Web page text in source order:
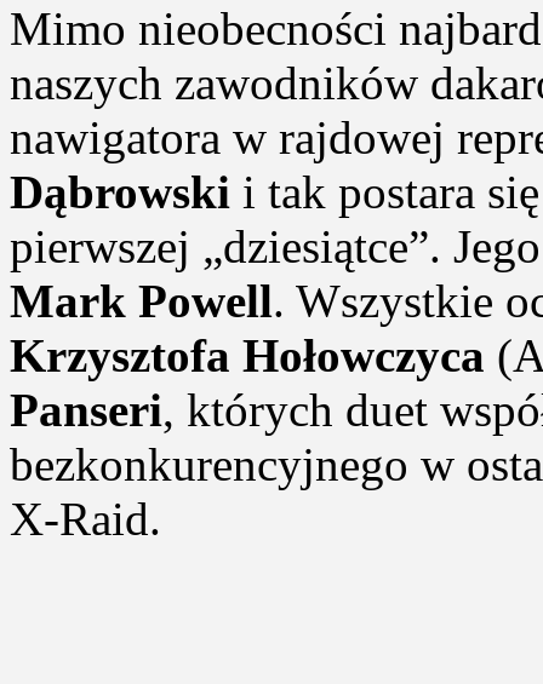
Mimo nieobecności
naszych zawodników
nawigatora w rajdowej
Dąbrowski i tak postara
pierwszej „dziesiątce”.
Mark Powell. Wszystkie
Krzysztofa Hołowczyca
Panseri, których duet
bezkonkurencyjnego w
X-Raid.